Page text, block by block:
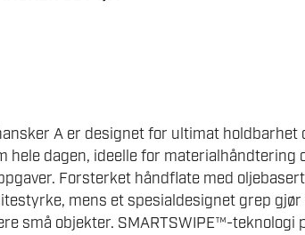
A er designet for ultimat holdbarhet
hele dagen, ideelle for materialhåndtering
Forsterket håndflate med
mens et spesialdesignet grep gjør
små objekter. SMARTSWIPE™-teknologi